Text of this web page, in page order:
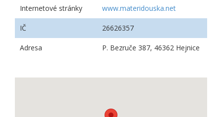
Internetové stránky www.materidouska.net
IČ 26626357
Adresa P. Bezruče 387, 46362 Hejnice